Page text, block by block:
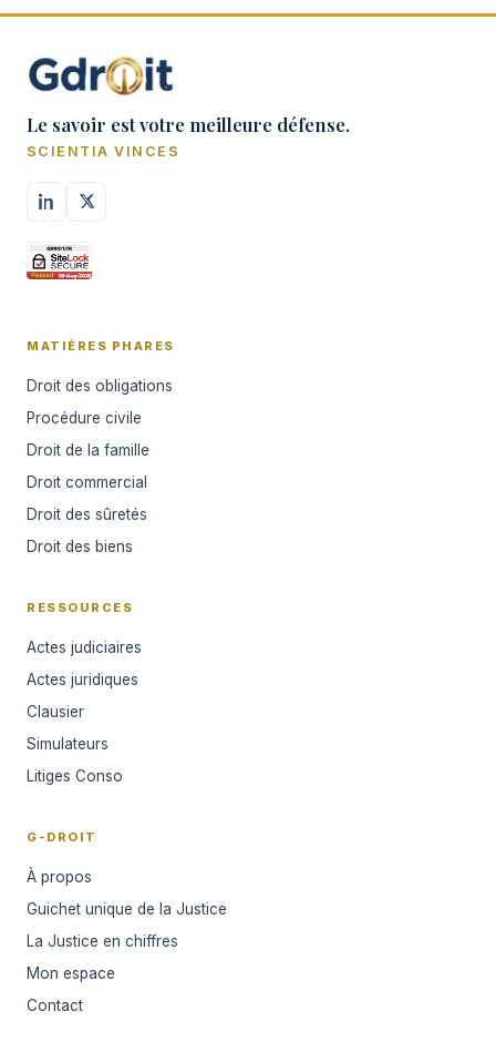
Le savoir est votre meilleure défense.
SCIENTIA VINCES
MATIÈRES PHARES
Droit des obligations
Procédure civile
Droit de la famille
Droit commercial
Droit des sûretés
Droit des biens
RESSOURCES
Actes judiciaires
Actes juridiques
Clausier
Simulateurs
Litiges Conso
G-DROIT
À propos
Guichet unique de la Justice
La Justice en chiffres
Mon espace
Contact